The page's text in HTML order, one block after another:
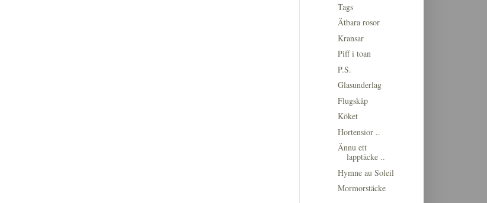
Tags
Ätbara rosor
Kransar
Piff i toan
P.S.
Glasunderlag
Flugskåp
Köket
Hortensior ..
Ännu ett
lapptäcke ..
Hymne au Soleil
Mormorstäcke